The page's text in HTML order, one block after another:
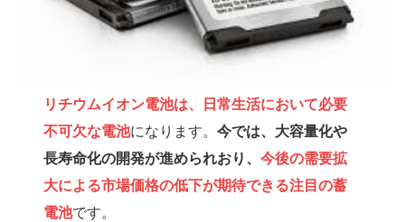
リチウムイオン電池は、日常生活において必要
不可欠な電池になります。今では、大容量化や
長寿命化の開発が進められおり、今後の需要拡
大による市場価格の低下が期待できる注目の蓄
電池です。